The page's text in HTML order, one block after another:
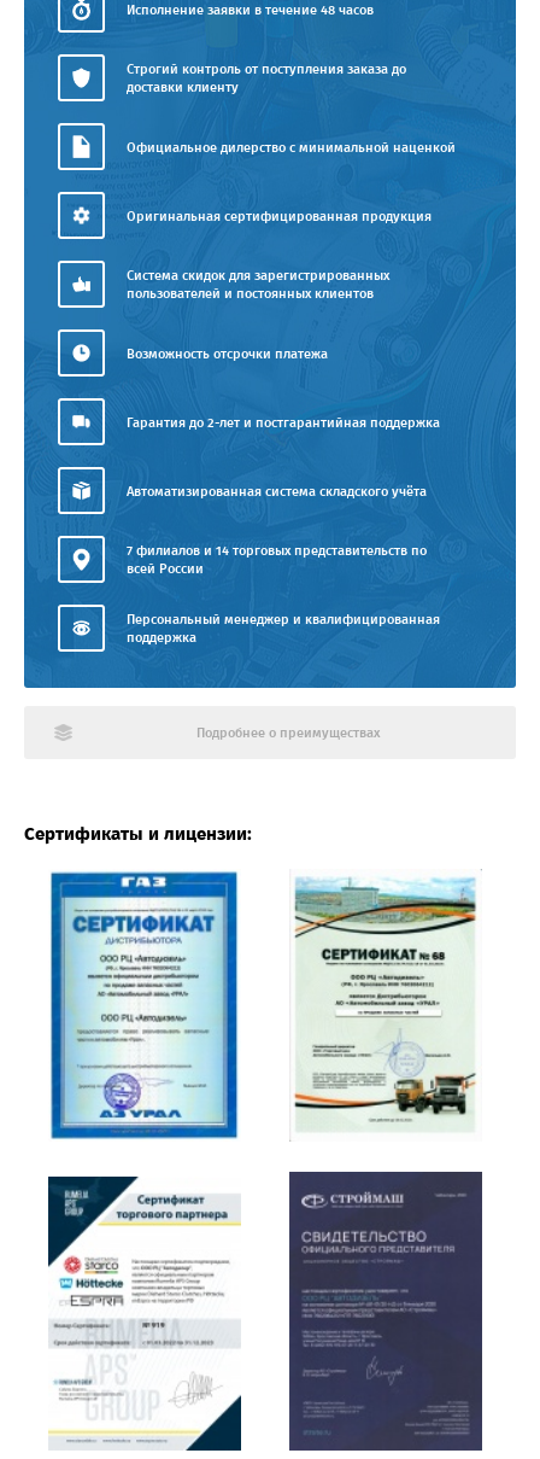
Исполнение заявки в течение 48 часов
Строгий контроль от поступления заказа до
доставки клиенту
Официальное дилерство с минимальной наценкой
Оригинальная сертифицированная продукция
Система скидок для зарегистрированных
пользователей и постоянных клиентов
Возможность отсрочки платежа
Гарантия до 2-лет и постгарантийная поддержка
Автоматизированная система складского учёта
7 филиалов и 14 торговых представительств по
всей России
Персональный менеджер и квалифицированная
поддержка
Подробнее о преимуществах
Сертификаты и лицензии: